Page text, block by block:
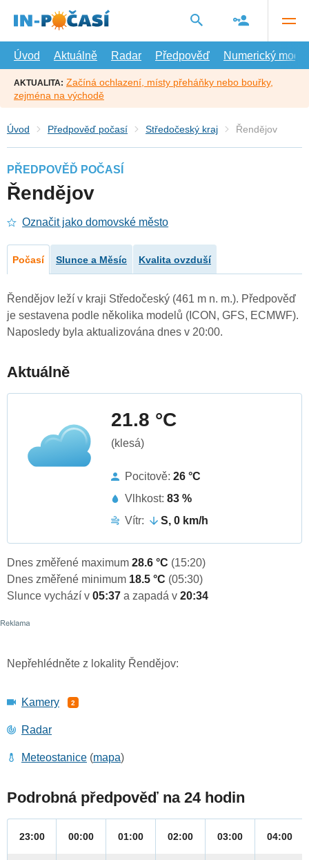
hlavní
Úvod
Aktuálně Radar Předpověď Numerický model
AKTUALITA: Začíná ochlazení, místy přeháňky nebo bouřky,
zejména na východě
Úvod Předpověď počasí Středočeský kraj Řendějov
PŘEDPOVĚĎ POČASÍ
Řendějov
Označit jako domovské město
Počasí Slunce a Měsíc Kvalita ovzduší
Řendějov leží v kraji Středočeský (461 m n. m.). Předpověď
je sestavena podle několika modelů (ICON, GFS, ECMWF).
Naposledy byla aktualizována dnes v 20:00.
Aktuálně
21.8 °C
(klesá)
Pocitově: 26 °C
Vlhkost: 83 %
Vítr:
S, 0 km/h
Dnes změřené maximum 28.6 °C (15:20)
Dnes změřené minimum 18.5 °C (05:30)
Slunce vychází v 05:37 a zapadá v 20:34
Nepřehlédněte z lokality Řendějov:
Kamery 2
Radar
Meteostanice (mapa)
Podrobná předpověď na 24 hodin
23:00 00:00 01:00 02:00 03:00 04:00